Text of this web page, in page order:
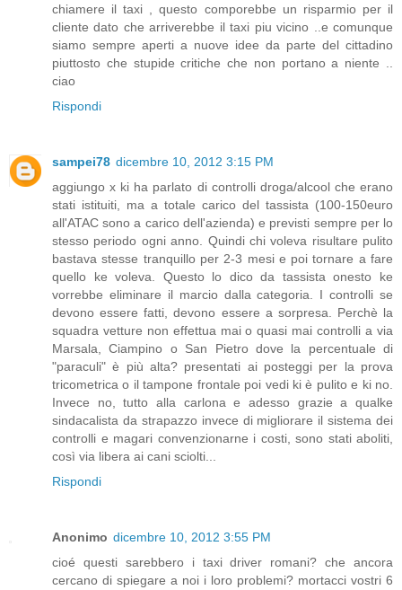
chiamere il taxi , questo comporebbe un risparmio per il
cliente dato che arriverebbe il taxi piu vicino ..e comunque
siamo sempre aperti a nuove idee da parte del cittadino
piuttosto che stupide critiche che non portano a niente ..
ciao
Rispondi
sampei78 dicembre 10, 2012 3:15 PM
aggiungo x ki ha parlato di controlli droga/alcool che erano
stati istituiti, ma a totale carico del tassista (100-150euro
all'ATAC sono a carico dell'azienda) e previsti sempre per lo
stesso periodo ogni anno. Quindi chi voleva risultare pulito
bastava stesse tranquillo per 2-3 mesi e poi tornare a fare
quello ke voleva. Questo lo dico da tassista onesto ke
vorrebbe eliminare il marcio dalla categoria. I controlli se
devono essere fatti, devono essere a sorpresa. Perchè la
squadra vetture non effettua mai o quasi mai controlli a via
Marsala, Ciampino o San Pietro dove la percentuale di
"paraculi" è più alta? presentati ai posteggi per la prova
tricometrica o il tampone frontale poi vedi ki è pulito e ki no.
Invece no, tutto alla carlona e adesso grazie a qualke
sindacalista da strapazzo invece di migliorare il sistema dei
controlli e magari convenzionarne i costi, sono stati aboliti,
così via libera ai cani sciolti...
Rispondi
Anonimo dicembre 10, 2012 3:55 PM
cioé questi sarebbero i taxi driver romani? che ancora
cercano di spiegare a noi i loro problemi? mortacci vostri 6